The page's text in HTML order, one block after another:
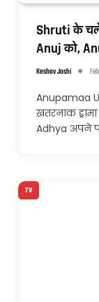
Shruti के
Anuj को,
Keshav Joshi
Anupamaa
खतरनाक
Adhya अपने
TV